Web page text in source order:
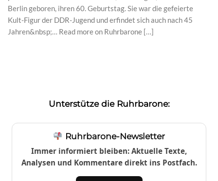
Berlin geboren, ihren 60. Geburtstag. Sie war die gefeierte
Kult-Figur der DDR-Jugend und erfindet sich auch nach 45
Jahren&nbsp;… Read more on Ruhrbarone […]
Unterstütze die Ruhrbarone:
Ruhrbarone-Newsletter
Immer informiert bleiben: Aktuelle Texte,
Analysen und Kommentare direkt ins Postfach.